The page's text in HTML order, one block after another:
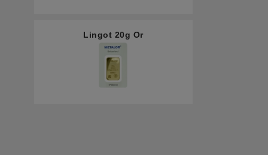
Lingot 20g Or